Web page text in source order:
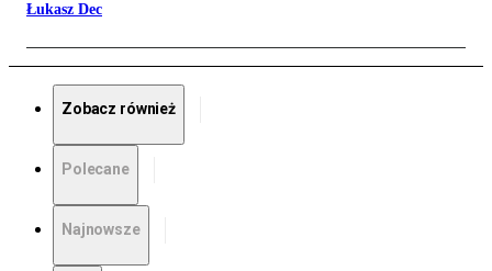
Łukasz Dec
Zobacz również
Polecane
Najnowsze